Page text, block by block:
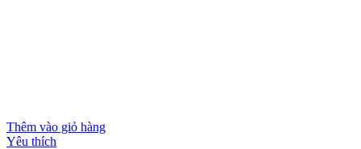
Thêm vào giỏ hàng
Yêu thích